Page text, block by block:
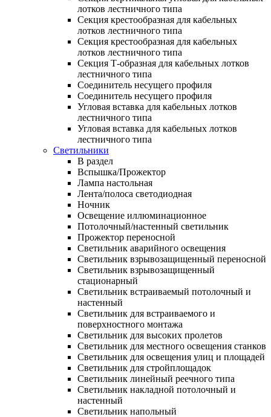
лотков лестничного типа
Секция крестообразная для кабельных
лотков лестничного типа
Секция крестообразная для кабельных
лотков лестничного типа
Секция Т-образная для кабельных лотков
лестничного типа
Соединитель несущего профиля
Соединитель несущего профиля
Угловая вставка для кабельных лотков
лестничного типа
Угловая вставка для кабельных лотков
лестничного типа
Светильники
В раздел
Вспышка/Прожектор
Лампа настольная
Лента/полоса светодиодная
Ночник
Освещение иллюминационное
Потолочный/настенный светильник
Прожектор переносной
Светильник аварийного освещения
Светильник взрывозащищенный переносной
Светильник взрывозащищенный
стационарный
Светильник встраиваемый потолочный и
настенный
Светильник для встраиваемого и
поверхностного монтажа
Светильник для высоких пролетов
Светильник для местного освещения станков
Светильник для освещения улиц и площадей
Светильник для стройплощадок
Светильник линейный реечного типа
Светильник накладной потолочный и
настенный
Светильник напольный